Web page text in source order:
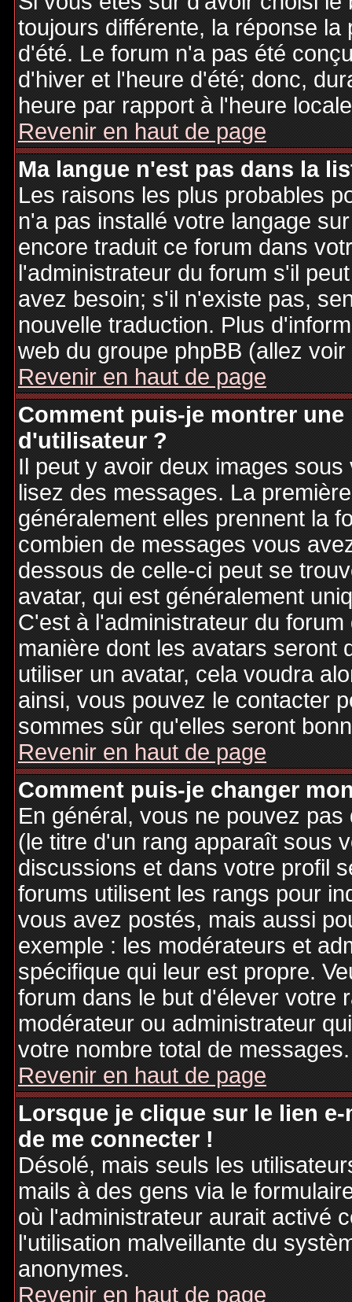
toujours différente, la réponse
d'été. Le forum n'a pas été
d'hiver et l'heure d'été; donc,
heure par rapport à l'heure
Revenir en haut de page
Ma langue n'est pas dans la
Les raisons les plus probables
n'a pas installé votre langage
encore traduit ce forum dans
l'administrateur du forum s'il
avez besoin; s'il n'existe pas,
nouvelle traduction. Plus
web du groupe phpBB (allez
Revenir en haut de page
Comment puis-je montrer
d'utilisateur ?
Il peut y avoir deux images
lisez des messages. La
généralement elles prennent la
combien de messages vous
dessous de celle-ci peut se
avatar, qui est généralement
C'est à l'administrateur du
manière dont les avatars seront
utiliser un avatar, cela voudra
ainsi, vous pouvez le contacter
sommes sûr qu'elles seront
Revenir en haut de page
Comment puis-je changer
En général, vous ne pouvez
(le titre d'un rang apparaît sous
discussions et dans votre profil
forums utilisent les rangs pour
vous avez postés, mais aussi
exemple : les modérateurs et
spécifique qui leur est propre.
forum dans le but d'élever votre
modérateur ou administrateur
votre nombre total de messages.
Revenir en haut de page
Lorsque je clique sur le lien
de me connecter !
Désolé, mais seuls les
mails à des gens via le
où l'administrateur aurait activé
l'utilisation malveillante du
anonymes.
Revenir en haut de page